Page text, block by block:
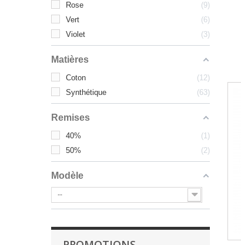
Rose
9
Vert
6
Violet
3
Matières
Coton
12
Synthétique
63
Remises
40%
1
50%
2
Modèle
--